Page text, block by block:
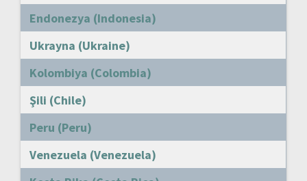
Endonezya (Indonesia)
Ukrayna (Ukraine)
Kolombiya (Colombia)
Şili (Chile)
Peru (Peru)
Venezuela (Venezuela)